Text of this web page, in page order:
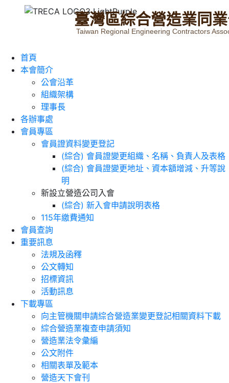
臺灣區綜合營造業同業
Taiwan Regional Engineering Contractors
首頁
本會簡介
公會沿革
組織架構
理事長
各辦事處
會員專區
會員證資料變更登記
(綜合) 會員證變更組織、名稱、負責人及表格
(綜合) 會員證變更地址、資本額增減、升等說
明
新設立營造公司入會
(綜合) 新入會申請說明表格
115年繳費通知
會員查詢
重要訊息
法規及函釋
公文轉知
招標資訊
活動訊息
下載專區
向主管機關申請綜合營造業變更登記相關資料下載
綜合營造業複查申請須知
營造業法令彙編
公文附件
相關表單及範本
營造天下會刊